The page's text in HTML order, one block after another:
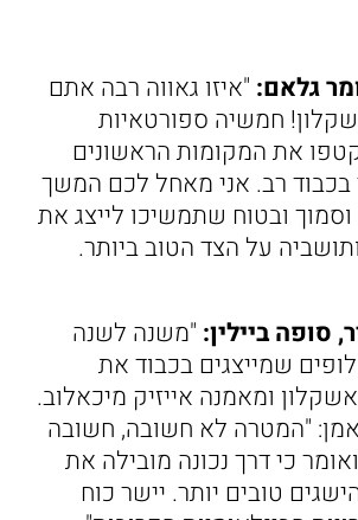
גלאם: "איזו גאווה רבה אתם
חמשיה ספורטאיות
את המקומות הראשונים
בכבוד רב. אני מאחל לכם המשך
ובטוח שתמשיכו לייצג את
על הצד הטוב ביותר.
סופה ביילין: "משנה לשנה
שמייצגים בכבוד את
ומאמנה אייזיק מיכאלוב.
"המטרה לא חשובה, חשובה
כי דרך נכונה מובילה את
טובים יותר. יישר כוח